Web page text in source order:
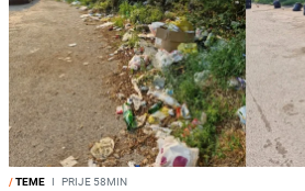
/TEME I PRIJE 58MIN